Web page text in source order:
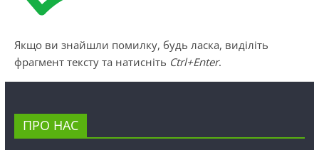
Якщо ви знайшли помилку, будь ласка, виділіть
фрагмент тексту та натисніть Ctrl+Enter.
ПРО НАС